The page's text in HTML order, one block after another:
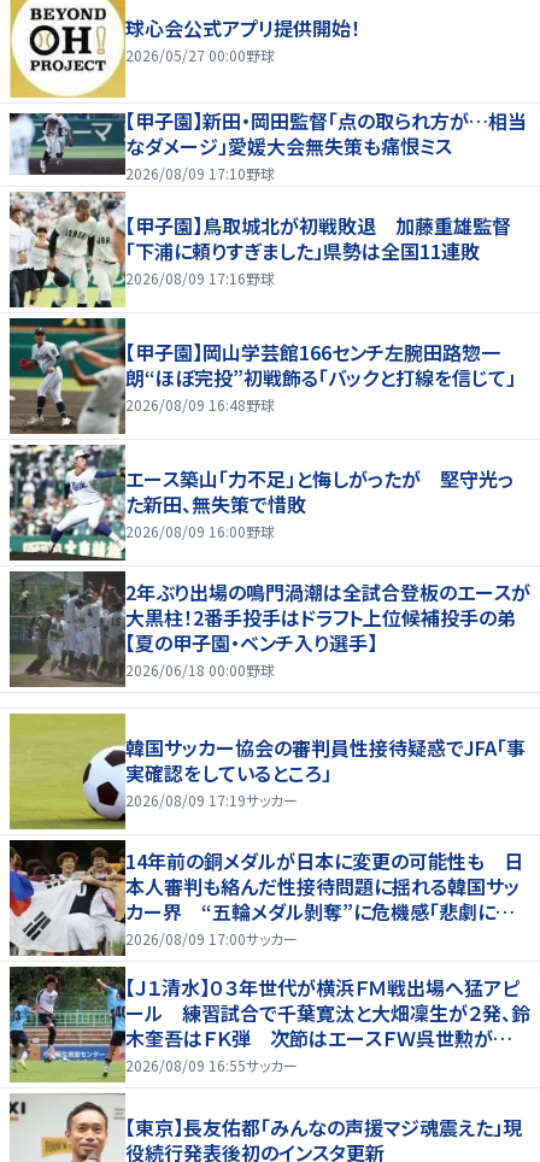
球心会公式アプリ提供開始！
2026/05/27 00:00野球
【甲子園】新田・岡田監督「点の取られ方が…相当
なダメージ」愛媛大会無失策も痛恨ミス
2026/08/09 17:10野球
【甲子園】鳥取城北が初戦敗退 加藤重雄監督
「下浦に頼りすぎました」県勢は全国11連敗
2026/08/09 17:16野球
【甲子園】岡山学芸館166センチ左腕田路惣一
朗“ほぼ完投”初戦飾る「バックと打線を信じて」
2026/08/09 16:48野球
エース築山「力不足」と悔しがったが 堅守光っ
た新田、無失策で惜敗
2026/08/09 16:00野球
2年ぶり出場の鳴門渦潮は全試合登板のエースが
大黒柱！2番手投手はドラフト上位候補投手の弟
【夏の甲子園・ベンチ入り選手】
2026/06/18 00:00野球
韓国サッカー協会の審判員性接待疑惑でJFA「事
実確認をしているところ」
2026/08/09 17:19サッカー
14年前の銅メダルが日本に変更の可能性も 日
本人審判も絡んだ性接待問題に揺れる韓国サッ
カー界 “五輪メダル剝奪”に危機感「悲劇に見
舞われる」
2026/08/09 17:00サッカー
【Ｊ１清水】０３年世代が横浜ＦＭ戦出場へ猛アピ
ール 練習試合で千葉寛汰と大畑凜生が２発、鈴
木奎吾はＦＫ弾 次節はエースＦＷ呉世勲が出
場停止
2026/08/09 16:55サッカー
【東京】長友佑都「みんなの声援マジ魂震えた」現
役続行発表後初のインスタ更新